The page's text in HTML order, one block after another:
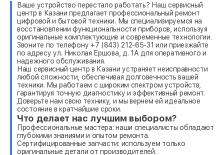
Ваше устройство перестало работать? Наш сервисный
центр в Казани предлагает профессиональный ремонт
цифровой и бытовой техники. Мы специализируемся на
восстановлении функциональности приборов, используя
оригинальные комплектующие и современные технологии.
Звоните по телефону +7 (843) 212-65-31 или приезжайте
по адресу ул. Николая Ершова, д. 1А для оперативного и
надежного обслуживания.
Наш сервисный центр в Казани устраняет неисправности
любой сложности, обеспечивая долговечность вашей
техники. Мы работаем с широким спектром устройств,
гарантируя точную диагностику и эффективный ремонт.
Доверьте нам свою технику, и мы вернем ей идеальное
состояние в кратчайшие сроки.
Что делает нас лучшим выбором?
Профессиональные мастера: наши специалисты обладают
глубокими знаниями и опытом ремонта.
Сертифицированные запчасти: используем только
оригинальные детали от производителей.